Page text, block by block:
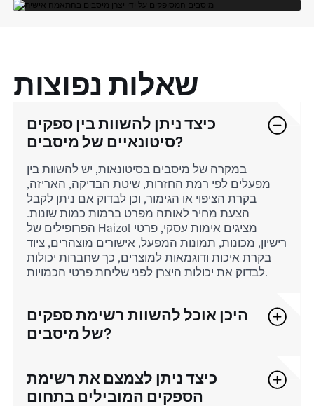
שאלות נפוצות
כיצד ניתן להשוות בין ספקים
סיטונאיים של מיסבים?
במקרה של מיסבים בסיטונאות, יש להשוות בין
מפעלים לפי רמת החזרות, שיטת הבדיקה, האריזה,
בקרת הציפוי או הגימור, וכן לבדוק אם ניתן לקבל
הצעת מחיר לאותה מפרט ברמות כמות שונות.
הפרופילים של Haizol מציגים אימות עסקי, פרטי
רישיון, מכונות, תמונות המפעל, אישורים מוצהרים, ציוד
בקרת איכות ודוגמאות למוצרים, כך שחברות יכולות
לבדוק את יכולות היצרן לפני שליחת פרטי הכמויות.
היכן אוכל להשוות רשימת ספקים
של מיסבים?
כיצד ניתן לצמצם את רשימת
הספקים המובילים בתחום